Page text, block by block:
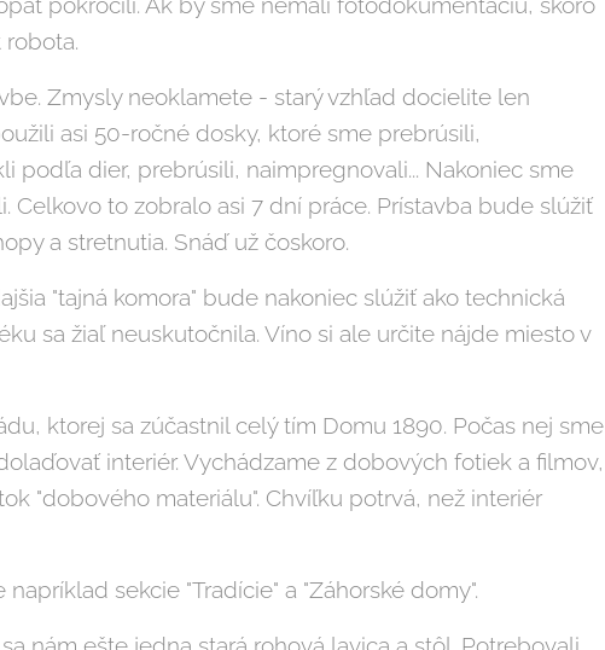
pokročili. Ak by sme nemali fotodokumentáciu, skoro
Zmysly neoklamete - starý vzhľad docielite len
asi 50-ročné dosky, ktoré sme prebrúsili,
podľa dier, prebrúsili, naimpregnovali... Nakoniec sme
Celkovo to zobralo asi 7 dní práce. Prístavba bude slúžiť
a stretnutia. Snáď už čoskoro.
"tajná komora" bude nakoniec slúžiť ako technická
sa žiaľ neuskutočnila. Víno si ale určite nájde miesto v
ktorej sa zúčastnil celý tím Domu 1890. Počas nej sme
interiér. Vychádzame z dobových fotiek a filmov,
"dobového materiálu". Chvíľku potrvá, než interiér
sekcie "Tradície" a "Záhorské domy".